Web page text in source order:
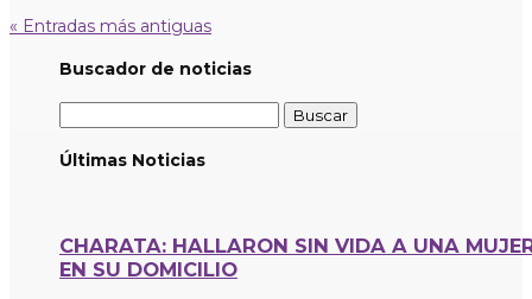
« Entradas más antiguas
Buscador de noticias
Últimas Noticias
CHARATA: HALLARON SIN VIDA A UNA
EN SU DOMICILIO